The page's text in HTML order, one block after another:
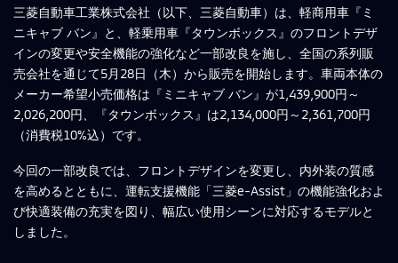
三菱自動車工業株式会社（以下、三菱自動車）は、軽商用車『ミ
ニキャブ バン』と、軽乗用車『タウンボックス』のフロントデザ
インの変更や安全機能の強化など一部改良を施し、全国の系列販
売会社を通じて5月28日（木）から販売を開始します。車両本体の
メーカー希望小売価格は『ミニキャブ バン』が1,439,900円～
2,026,200円、『タウンボックス』は2,134,000円～2,361,700円
（消費税10%込）です。
今回の一部改良では、フロントデザインを変更し、内外装の質感
を高めるとともに、運転支援機能「三菱e-Assist」の機能強化およ
び快適装備の充実を図り、幅広い使用シーンに対応するモデルと
しました。